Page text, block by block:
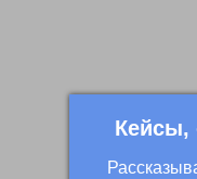
Кейсы,